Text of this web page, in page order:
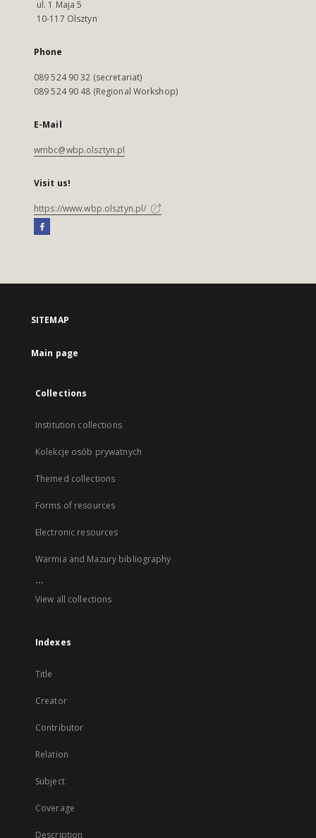
ul. 1 Maja 5
10-117 Olsztyn
Phone
089 524 90 32 (secretariat)
089 524 90 48 (Regional Workshop)
E-Mail
wmbc@wbp.olsztyn.pl
Visit us!
https://www.wbp.olsztyn.pl/
SITEMAP
Main page
Collections
Institution collections
Kolekcje osób prywatnych
Themed collections
Forms of resources
Electronic resources
Warmia and Mazury bibliography
...
View all collections
Indexes
Title
Creator
Contributor
Relation
Subject
Coverage
Description